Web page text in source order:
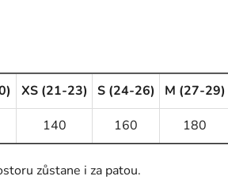
XS (21-23) S (24-26) M (27-29)
140 160 180
zůstane i za patou.